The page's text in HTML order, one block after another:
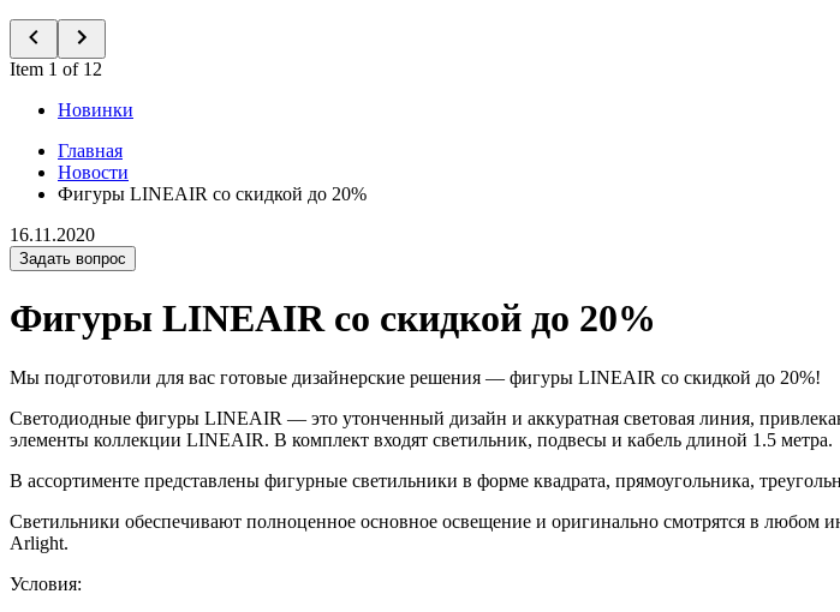
Item 1 of 12
Новинки
Главная
Новости
Фигуры LINEAIR со скидкой до 20%
16.11.2020
Задать вопрос
Фигуры LINEAIR со скидкой до 20%
Мы подготовили для вас готовые дизайнерские решения — фигуры LINEAIR со скидкой до 20%!
Светодиодные фигуры LINEAIR — это утонченный дизайн и аккуратная световая линия,
элементы коллекции LINEAIR. В комплект входят светильник, подвесы и кабель длиной 1.5 метра.
В ассортименте представлены фигурные светильники в форме квадрата, прямоугольника,
Светильники обеспечивают полноценное основное освещение и оригинально смотрятся в любом
Arlight.
Условия: